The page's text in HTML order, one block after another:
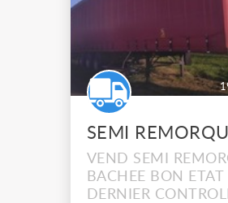
SEMI
VEND SEMI
BACHEE BON ETAT
DERNIER